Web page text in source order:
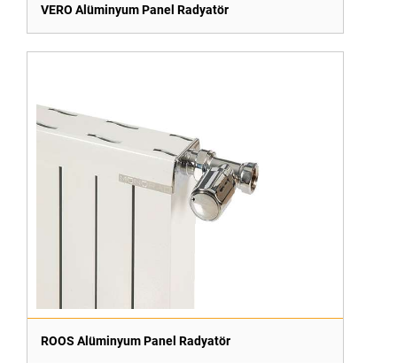
VERO Alüminyum Panel Radyatör
ROOS Alüminyum Panel Radyatör